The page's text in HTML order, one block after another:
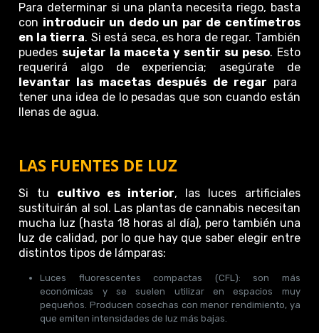
Para determinar si una planta necesita riego, basta
con introducir un dedo un par de centímetros
en la tierra. Si está seca, es hora de regar. También
puedes sujetar la maceta y sentir su peso. Esto
requerirá algo de experiencia; asegúrate de
levantar las macetas después de regar para
tener una idea de lo pesadas que son cuando están
llenas de agua.
LAS FUENTES DE LUZ
Si tu cultivo es interior, las luces artificiales
sustituirán al sol. Las plantas de cannabis necesitan
mucha luz (hasta 18 horas al día), pero también una
luz de calidad, por lo que hay que saber elegir entre
distintos tipos de lámparas:
Luces fluorescentes compactas (CFL): son más
económicas y se suelen utilizar en espacios muy
pequeños. Producen cosechas con menor rendimiento, ya
que emiten intensidades de luz más bajas.